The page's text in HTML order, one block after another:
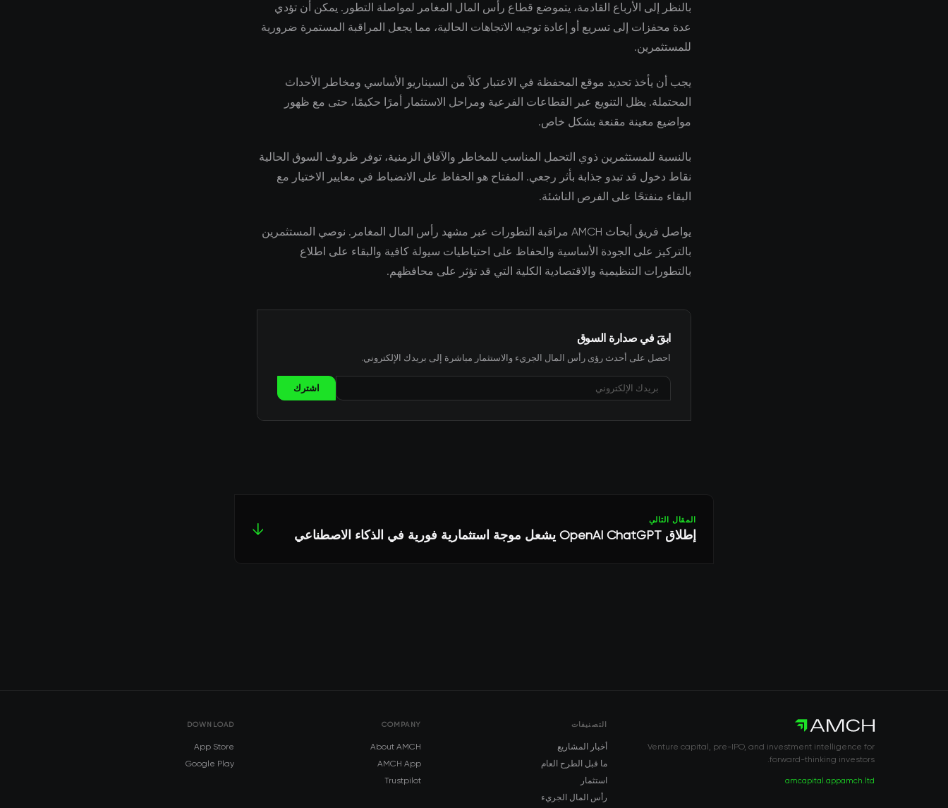
بالنظر إلى الأرباع القادمة، يتموضع قطاع رأس المال المغامر لمواصلة التطور. يمكن أن تؤدي
عدة محفزات إلى تسريع أو إعادة توجيه الاتجاهات الحالية، مما يجعل المراقبة المستمرة ضرورية
للمستثمرين.
يجب أن يأخذ تحديد موقع المحفظة في الاعتبار كلاً من السيناريو الأساسي ومخاطر الأحداث
المحتملة. يظل التنويع عبر القطاعات الفرعية ومراحل الاستثمار أمرًا حكيمًا، حتى مع ظهور
مواضيع معينة مقنعة بشكل خاص.
بالنسبة للمستثمرين ذوي التحمل المناسب للمخاطر والآفاق الزمنية، توفر ظروف السوق الحالية
نقاط دخول قد تبدو جذابة بأثر رجعي. المفتاح هو الحفاظ على الانضباط في معايير الاختيار مع
البقاء منفتحًا على الفرص الناشئة.
يواصل فريق أبحاث AMCH مراقبة التطورات عبر مشهد رأس المال المغامر. نوصي المستثمرين
بالتركيز على الجودة الأساسية والحفاظ على احتياطيات سيولة كافية والبقاء على اطلاع
بالتطورات التنظيمية والاقتصادية الكلية التي قد تؤثر على محافظهم.
ابقَ في صدارة السوق
احصل على أحدث رؤى رأس المال الجريء والاستثمار مباشرة إلى بريدك الإلكتروني.
اشترك
المقال التالي
إطلاق OpenAI ChatGPT يشعل موجة استثمارية فورية في الذكاء الاصطناعي ↓
Venture capital, pre-IPO, and investment intelligence for
forward-thinking investors.
amch.ltd
amcapital.app
التصنيفات
أخبار المشاريع
ما قبل الطرح العام
استثمار
رأس المال الجريء
COMPANY
About AMCH
AMCH App
Trustpilot
DOWNLOAD
App Store
Google Play